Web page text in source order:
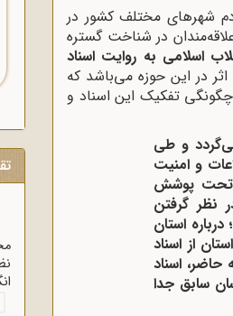
شهرهای مختلف کشور در
در شناخت گستره
اسلامی به روایت اسناد
اثر در این حوزه می‌باشد که
تفکیک این اسناد و
هجری شمسی برمی‌گردد و طی
و امنیت
تحت پوشش
در نظر گرفتن
استان
از اسناد
اسناد
سابق جدا